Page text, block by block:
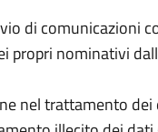
di comunicazioni
propri nominativi
nel trattamento